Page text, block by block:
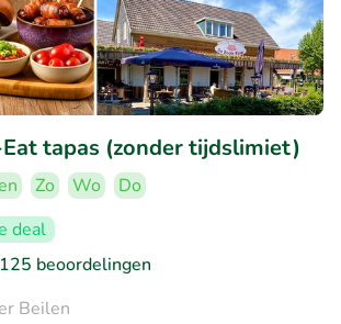
tapas (zonder tijdslimiet)
Zo Wo
Do
deal
beoordelingen
Beilen